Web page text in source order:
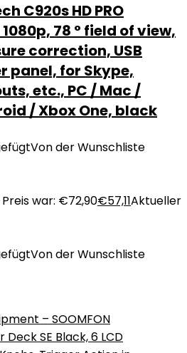
C920s HD PRO
78 ° field of view,
correction, USB
panel, for Skype,
etc., PC / Mac /
/ Xbox One, black
Von der Wunschliste
war: €72,90€57,11Aktueller
Von der Wunschliste